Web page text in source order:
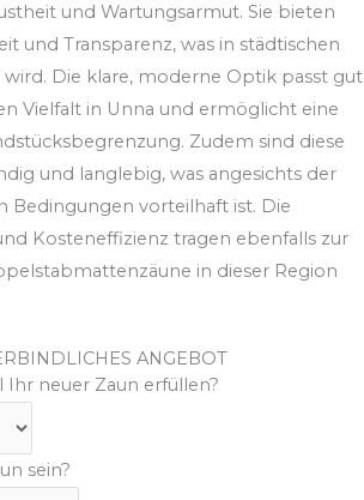
und Wartungsarmut. Sie bieten
und Transparenz, was in städtischen
Die klare, moderne Optik passt gut
Vielfalt in Unna und ermöglicht eine
Zudem sind diese
und langlebig, was angesichts der
Bedingungen vorteilhaft ist. Die
Kosteneffizienz tragen ebenfalls zur
in dieser Region
ANGEBOT
neuer Zaun erfüllen?
sein?